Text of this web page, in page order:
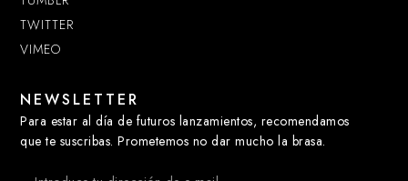
TWITTER
VIMEO
NEWSLETTER
Para estar al día de futuros lanzamientos, recomendamos
que te suscribas. Prometemos no dar mucho la brasa.